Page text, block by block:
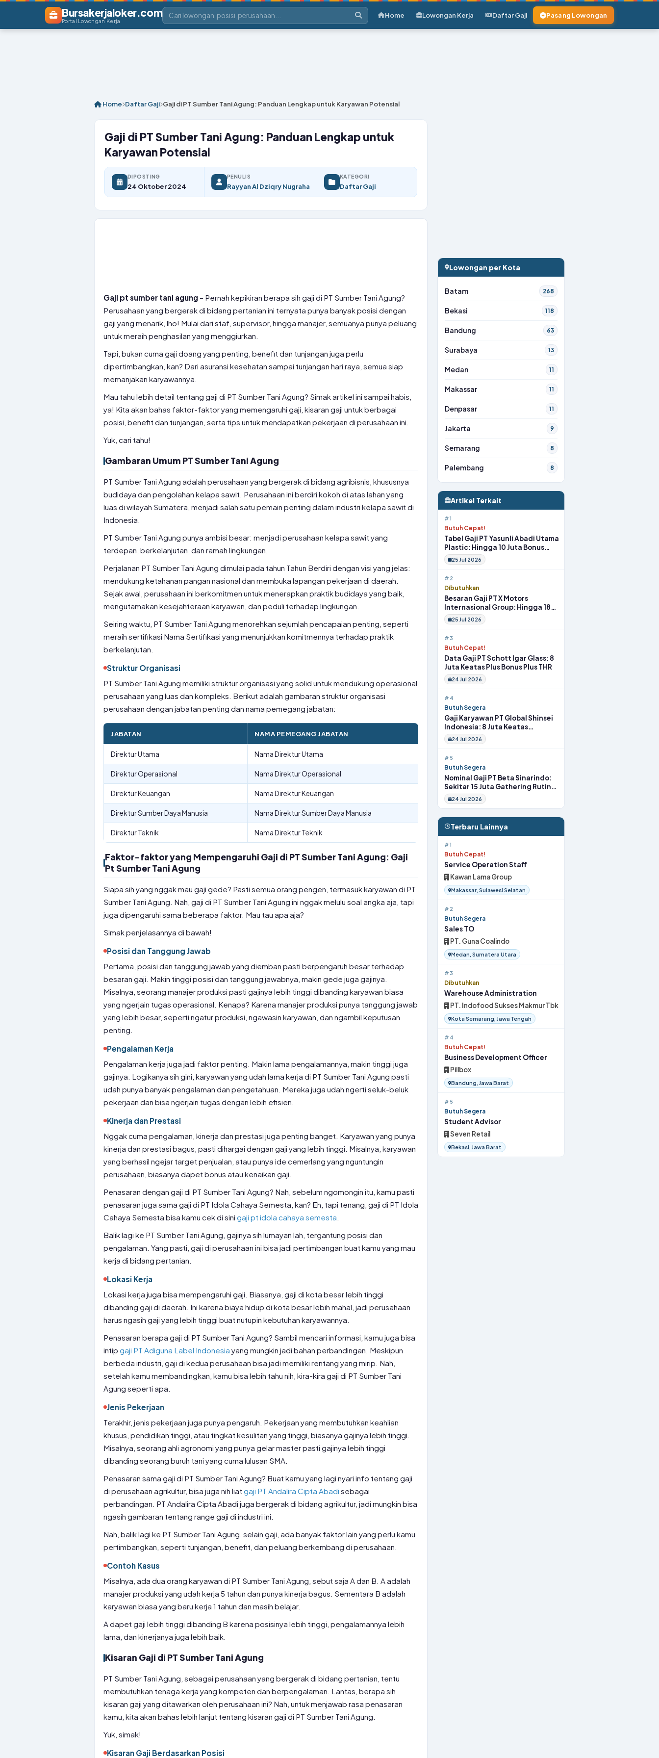
Bursakerjaloker.com
Portal Lowongan Kerja
Home Lowongan Kerja Daftar Gaji Pasang Lowongan
Home Daftar Gaji Gaji di PT Sumber Tani Agung: Panduan Lengkap untuk Karyawan Potensial
Gaji di PT Sumber Tani Agung: Panduan Lengkap untuk
Karyawan Potensial
DIPOSTING
24 Oktober 2024
PENULIS
Rayyan Al Dziqry Nugraha
KATEGORI
Daftar Gaji
Gaji pt sumber tani agung – Pernah kepikiran berapa sih gaji di PT Sumber Tani Agung?
Perusahaan yang bergerak di bidang pertanian ini ternyata punya banyak posisi dengan
gaji yang menarik, lho! Mulai dari staf, supervisor, hingga manajer, semuanya punya peluang
untuk meraih penghasilan yang menggiurkan.
Tapi, bukan cuma gaji doang yang penting, benefit dan tunjangan juga perlu
dipertimbangkan, kan? Dari asuransi kesehatan sampai tunjangan hari raya, semua siap
memanjakan karyawannya.
Mau tahu lebih detail tentang gaji di PT Sumber Tani Agung? Simak artikel ini sampai habis,
ya! Kita akan bahas faktor-faktor yang memengaruhi gaji, kisaran gaji untuk berbagai
posisi, benefit dan tunjangan, serta tips untuk mendapatkan pekerjaan di perusahaan ini.
Yuk, cari tahu!
Gambaran Umum PT Sumber Tani Agung
PT Sumber Tani Agung adalah perusahaan yang bergerak di bidang agribisnis, khususnya
budidaya dan pengolahan kelapa sawit. Perusahaan ini berdiri kokoh di atas lahan yang
luas di wilayah Sumatera, menjadi salah satu pemain penting dalam industri kelapa sawit di
Indonesia.
PT Sumber Tani Agung punya ambisi besar: menjadi perusahaan kelapa sawit yang
terdepan, berkelanjutan, dan ramah lingkungan.
Perjalanan PT Sumber Tani Agung dimulai pada tahun Tahun Berdiri dengan visi yang jelas:
mendukung ketahanan pangan nasional dan membuka lapangan pekerjaan di daerah.
Sejak awal, perusahaan ini berkomitmen untuk menerapkan praktik budidaya yang baik,
mengutamakan kesejahteraan karyawan, dan peduli terhadap lingkungan.
Seiring waktu, PT Sumber Tani Agung menorehkan sejumlah pencapaian penting, seperti
meraih sertifikasi Nama Sertifikasi yang menunjukkan komitmennya terhadap praktik
berkelanjutan.
Struktur Organisasi
PT Sumber Tani Agung memiliki struktur organisasi yang solid untuk mendukung operasional
perusahaan yang luas dan kompleks. Berikut adalah gambaran struktur organisasi
perusahaan dengan jabatan penting dan nama pemegang jabatan:
JABATAN NAMA PEMEGANG JABATAN
Direktur Utama Nama Direktur Utama
Direktur Operasional Nama Direktur Operasional
Direktur Keuangan Nama Direktur Keuangan
Direktur Sumber Daya Manusia Nama Direktur Sumber Daya Manusia
Direktur Teknik Nama Direktur Teknik
Faktor-faktor yang Mempengaruhi Gaji di PT Sumber Tani Agung: Gaji
Pt Sumber Tani Agung
Siapa sih yang nggak mau gaji gede? Pasti semua orang pengen, termasuk karyawan di PT
Sumber Tani Agung. Nah, gaji di PT Sumber Tani Agung ini nggak melulu soal angka aja, tapi
juga dipengaruhi sama beberapa faktor. Mau tau apa aja?
Simak penjelasannya di bawah!
Posisi dan Tanggung Jawab
Pertama, posisi dan tanggung jawab yang diemban pasti berpengaruh besar terhadap
besaran gaji. Makin tinggi posisi dan tanggung jawabnya, makin gede juga gajinya.
Misalnya, seorang manajer produksi pasti gajinya lebih tinggi dibanding karyawan biasa
yang ngerjain tugas operasional. Kenapa? Karena manajer produksi punya tanggung jawab
yang lebih besar, seperti ngatur produksi, ngawasin karyawan, dan ngambil keputusan
penting.
Pengalaman Kerja
Pengalaman kerja juga jadi faktor penting. Makin lama pengalamannya, makin tinggi juga
gajinya. Logikanya sih gini, karyawan yang udah lama kerja di PT Sumber Tani Agung pasti
udah punya banyak pengalaman dan pengetahuan. Mereka juga udah ngerti seluk-beluk
pekerjaan dan bisa ngerjain tugas dengan lebih efisien.
Kinerja dan Prestasi
Nggak cuma pengalaman, kinerja dan prestasi juga penting banget. Karyawan yang punya
kinerja dan prestasi bagus, pasti dihargai dengan gaji yang lebih tinggi. Misalnya, karyawan
yang berhasil ngejar target penjualan, atau punya ide cemerlang yang nguntungin
perusahaan, biasanya dapet bonus atau kenaikan gaji.
Penasaran dengan gaji di PT Sumber Tani Agung? Nah, sebelum ngomongin itu, kamu pasti
penasaran juga sama gaji di PT Idola Cahaya Semesta, kan? Eh, tapi tenang, gaji di PT Idola
Cahaya Semesta bisa kamu cek di sini gaji pt idola cahaya semesta
Balik lagi ke PT Sumber Tani Agung, gajinya sih lumayan lah, tergantung posisi dan
pengalaman. Yang pasti, gaji di perusahaan ini bisa jadi pertimbangan buat kamu yang mau
kerja di bidang pertanian.
Lokasi Kerja
Lokasi kerja juga bisa mempengaruhi gaji. Biasanya, gaji di kota besar lebih tinggi
dibanding gaji di daerah. Ini karena biaya hidup di kota besar lebih mahal, jadi perusahaan
harus ngasih gaji yang lebih tinggi buat nutupin kebutuhan karyawannya.
Penasaran berapa gaji di PT Sumber Tani Agung? Sambil mencari informasi, kamu juga bisa
intip gaji PT Adiguna Label Indonesia yang mungkin jadi bahan perbandingan. Meskipun
berbeda industri, gaji di kedua perusahaan bisa jadi memiliki rentang yang mirip. Nah,
setelah kamu membandingkan, kamu bisa lebih tahu nih, kira-kira gaji di PT Sumber Tani
Agung seperti apa.
Jenis Pekerjaan
Terakhir, jenis pekerjaan juga punya pengaruh. Pekerjaan yang membutuhkan keahlian
khusus, pendidikan tinggi, atau tingkat kesulitan yang tinggi, biasanya gajinya lebih tinggi.
Misalnya, seorang ahli agronomi yang punya gelar master pasti gajinya lebih tinggi
dibanding seorang buruh tani yang cuma lulusan SMA.
Penasaran sama gaji di PT Sumber Tani Agung? Buat kamu yang lagi nyari info tentang gaji
di perusahaan agrikultur, bisa juga nih liat gaji PT Andalira Cipta Abadi sebagai
perbandingan. PT Andalira Cipta Abadi juga bergerak di bidang agrikultur, jadi mungkin bisa
ngasih gambaran tentang range gaji di industri ini.
Nah, balik lagi ke PT Sumber Tani Agung, selain gaji, ada banyak faktor lain yang perlu kamu
pertimbangkan, seperti tunjangan, benefit, dan peluang berkembang di perusahaan.
Contoh Kasus
Misalnya, ada dua orang karyawan di PT Sumber Tani Agung, sebut saja A dan B. A adalah
manajer produksi yang udah kerja 5 tahun dan punya kinerja bagus. Sementara B adalah
karyawan biasa yang baru kerja 1 tahun dan masih belajar.
A dapet gaji lebih tinggi dibanding B karena posisinya lebih tinggi, pengalamannya lebih
lama, dan kinerjanya juga lebih baik.
Kisaran Gaji di PT Sumber Tani Agung
PT Sumber Tani Agung, sebagai perusahaan yang bergerak di bidang pertanian, tentu
membutuhkan tenaga kerja yang kompeten dan berpengalaman. Lantas, berapa sih
kisaran gaji yang ditawarkan oleh perusahaan ini? Nah, untuk menjawab rasa penasaran
kamu, kita akan bahas lebih lanjut tentang kisaran gaji di PT Sumber Tani Agung.
Yuk, simak!
Kisaran Gaji Berdasarkan Posisi
Lowongan per Kota
Batam 268
Bekasi 118
Bandung 63
Surabaya 13
Medan 11
Makassar 11
Denpasar 11
Jakarta 9
Semarang 8
Palembang 8
Artikel Terkait
#1
Butuh Cepat!
Tabel Gaji PT Yasunli Abadi Utama
Plastic: Hingga 10 Juta Bonus
Melimpah Lengkap Tunjangan
25 Jul 2026
#2
Dibutuhkan
Besaran Gaji PT X Motors
Internasional Group: Hingga 18
Juta Gym Membership Makan
Siang
25 Jul 2026
#3
Butuh Cepat!
Data Gaji PT Schott Igar Glass: 8
Juta Keatas Plus Bonus Plus THR
24 Jul 2026
#4
Butuh Segera
Gaji Karyawan PT Global Shinsei
Indonesia: 8 Juta Keatas
Tunjangan Komplit Uang
Transport
24 Jul 2026
#5
Butuh Segera
Nominal Gaji PT Beta Sinarindo:
Sekitar 15 Juta Gathering Rutin
Insentif Rutin
24 Jul 2026
Terbaru Lainnya
#1
Butuh Cepat!
Service Operation Staff
Kawan Lama Group
Makassar, Sulawesi Selatan
#2
Butuh Segera
Sales TO
PT. Guna Coalindo
Medan, Sumatera Utara
#3
Dibutuhkan
Warehouse Administration
PT. Indofood Sukses Makmur Tbk
Kota Semarang, Jawa Tengah
#4
Butuh Cepat!
Business Development Officer
Pillbox
Bandung, Jawa Barat
#5
Butuh Segera
Student Advisor
Seven Retail
Bekasi, Jawa Barat